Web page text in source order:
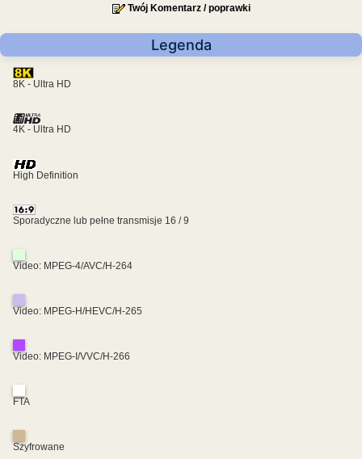
Twój Komentarz / poprawki
Legenda
8K - Ultra HD
4K - Ultra HD
High Definition
Sporadyczne lub pełne transmisje 16 / 9
Video: MPEG-4/AVC/H-264
Video: MPEG-H/HEVC/H-265
Video: MPEG-I/VVC/H-266
FTA
Szyfrowane